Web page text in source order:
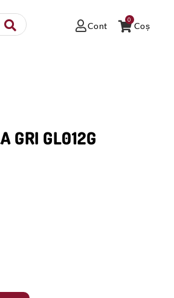
Cont Coș
0
GRI GL012G